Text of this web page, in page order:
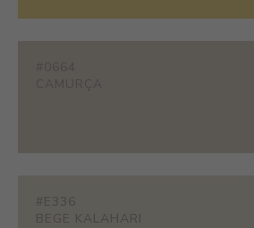
#E336
BEGE KALAHARI